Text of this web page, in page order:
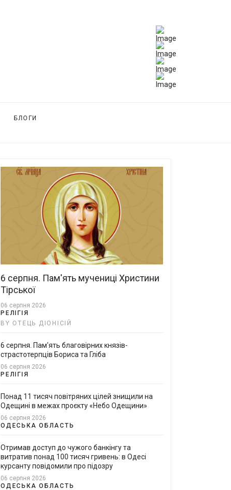
БЛОГИ
6 серпня. Пам'ять мучениці Христини
Тірської
06 серпня 2026
РЕЛІГІЯ
BY ОТЕЦЬ ДІОНІСІЙ
6 серпня. Пам'ять благовірних князів-
страстотерпців Бориса та Гліба
06 серпня 2026
РЕЛІГІЯ
Понад 11 тисяч повітряних цілей знищили на
Одещині в межах проєкту «Небо Одещини»
06 серпня 2026
ОДЕСЬКА ОБЛАСТЬ
Отримав доступ до чужого банкінгу та
витратив понад 100 тисяч гривень: в Одесі
курсанту повідомили про підозру
06 серпня 2026
ОДЕСЬКА ОБЛАСТЬ